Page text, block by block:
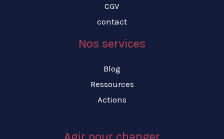
CGV
contact
Nos services
Blog
Ressources
Actions